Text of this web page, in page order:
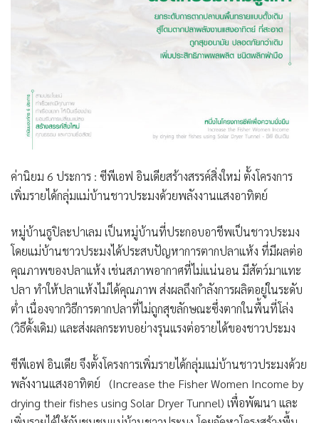
ค่านิยม 6 ประการ : ซีพีเอฟ อินเดียสร้างสรรค์สิ่งใหม่ ตั้งโครงการ
เพิ่มรายได้กลุ่มแม่บ้านชาวประมงด้วยพลังงานแสงอาทิตย์
หมู่บ้านธูปิละปาเลม เป็นหมู่บ้านที่ประกอบอาชีพเป็นชาวประมง
โดยแม่บ้านชาวประมงได้ประสบปัญหาการตากปลาแห้ง ที่มีผลต่อ
คุณภาพของปลาแห้ง เช่นสภาพอากาศที่ไม่แน่นอน มีสัตว์มาแทะ
ปลา ทำให้ปลาแห้งไม่ได้คุณภาพ ส่งผลถึงกำลังการผลิตอยู่ในระดับ
ต่ำ เนื่องจากวิธีการตากปลาที่ไม่ถูกสุขลักษณะซึ่งตากในพื้นที่โล่ง
(วิธีดั้งเดิม) และส่งผลกระทบอย่างรุนแรงต่อรายได้ของชาวประมง
ซีพีเอฟ อินเดีย จึงตั้งโครงการเพิ่มรายได้กลุ่มแม่บ้านชาวประมงด้วย
พลังงานแสงอาทิตย์
(Increase the Fisher Women Income by
drying their fishes using Solar Dryer Tunnel) เพื่อพัฒนา และ